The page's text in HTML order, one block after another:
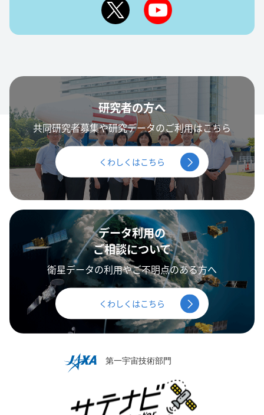
研究者の方へ
共同研究者募集や研究データのご利用はこちら
くわしくはこちら
データ利用の
ご相談について
衛星データの利用やご不明点のある方へ
くわしくはこちら